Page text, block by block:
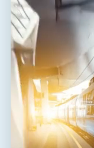
mit
und
3.
Wir
einschließlich
Ressourcen.